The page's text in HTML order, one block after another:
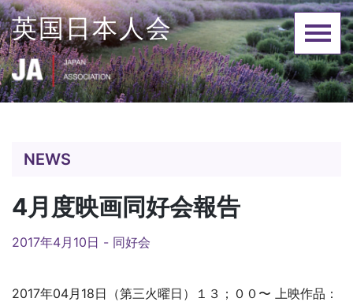
Skip
to
content
英国日本人会
NEWS
4月度映画同好会報告
2017年4月10日 - 同好会
2017年04月18日（第三火曜日）１３；００〜 上映作品：